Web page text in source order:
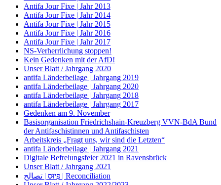
Antifa Jour Fixe | Jahr 2013
Antifa Jour Fixe | Jahr 2014
Antifa Jour Fixe | Jahr 2015
Antifa Jour Fixe | Jahr 2016
Antifa Jour Fixe | Jahr 2017
NS-Verherrlichung stoppen!
Kein Gedenken mit der AfD!
Unser Blatt / Jahrgang 2020
antifa Länderbeilage | Jahrgang 2019
antifa Länderbeilage | Jahrgang 2020
antifa Länderbeilage | Jahrgang 2018
antifa Länderbeilage | Jahrgang 2017
Gedenken am 9. November
Basisorganisation Friedrichshain-Kreuzberg VVN-BdA Bund
der Antifaschistinnen und Antifaschisten
Arbeitskreis „Fragt uns, wir sind die Letzten“
antifa Länderbeilage | Jahrgang 2021
Digitale Befreiungsfeier 2021 in Ravensbrück
Unser Blatt / Jahrgang 2021
פִּיוּס | تصالح | Reconciliation